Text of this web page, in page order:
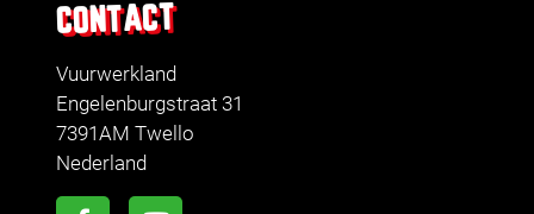
CONTACT
Vuurwerkland
Engelenburgstraat 31
7391AM Twello
Nederland